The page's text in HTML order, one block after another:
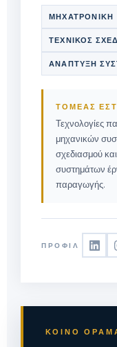
ΜΗΧΑΤΡΟΝΙΚΉ
ΤΕΧΝΙΚΌΣ
ΑΝΆΠΤΥΞΗ
ΤΟΜΈΑΣ
Τεχνολογίες
μηχανικών
σχεδιασμού
συστημάτων
παραγωγής.
ΠΡΟΦΊΛ
ΚΟΙΝΌ